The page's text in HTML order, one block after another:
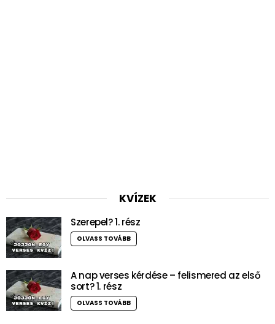
KVÍZEK
Szerepel? 1. rész
OLVASS TOVÁBB
A nap verses kérdése – felismered az első
sort? 1. rész
OLVASS TOVÁBB